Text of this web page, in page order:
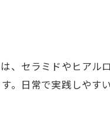
、セラミドやヒアル
。日常で実践しやす